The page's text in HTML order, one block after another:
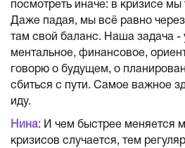
посмотреть иначе: в кризисе
Даже падая, мы всё равно
там свой баланс. Наша задача -
ментальное, финансовое,
говорю о будущем, о
сбиться с пути. Самое важное
иду.
Нина: И чем быстрее меняется
кризисов случается, тем